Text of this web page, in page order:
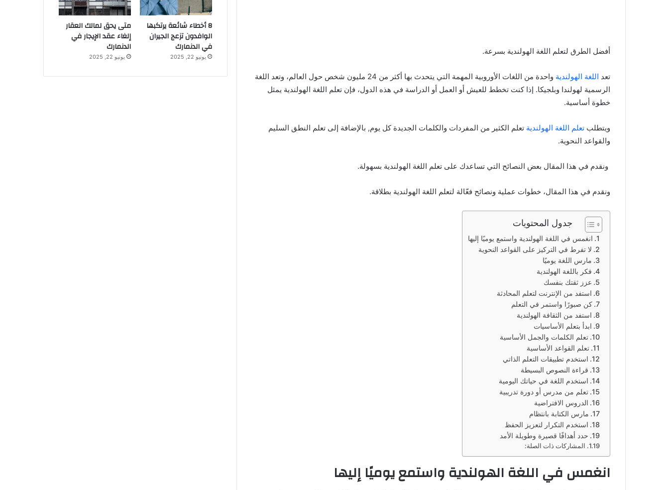
أفضل الطرق لتعلم اللغة الهولندية بسرعة.
تعد اللغة الهولندية
واحدة من اللغات الأوروبية المهمة التي يتحدث بها أكثر من 24 مليون شخص حول العالم، وتعد اللغة
الرسمية لهولندا وبلجيكا. إذا كنت تخطط للعيش أو العمل أو الدراسة في هذه الدول، فإن تعلم اللغة الهولندية يمثل
خطوة أساسية.
ويتطلب تعلم اللغة الهولندية تعلم الكثير من المفردات والكلمات الجديدة كل يوم, بالإضافة إلى تعلم النطق السليم
والقواعد النحوية.
ونقدم في هذا المقال بعض النصائح التي تساعدك على تعلم اللغة الهولندية بسهولة.
ونقدم في هذا المقال، خطوات عملية ونصائح فعّالة لتعلم اللغة الهولندية بطلاقة.
جدول المحتويات
انغمس في اللغة الهولندية واستمع يوميًا إليها
لا تفرط في التركيز على القواعد النحوية
مارس اللغة يوميًا
فكر باللغة الهولندية
عزز ثقتك بنفسك
استفد من الإنترنت لتعلم المحادثة
كن صبورًا واستمر في التعلم
استفد من الثقافة الهولندية
ابدأ بتعلم الأساسيات
تعلم الكلمات والجمل الأساسية
تعلم القواعد الأساسية
استخدم تطبيقات التعلم الذاتي
قراءة النصوص البسيطة
استخدم اللغة في حياتك اليومية
تعلم من مدرس أو دورة تدريبية
الدروس الافتراضية
مارس الكتابة بانتظام
استخدم التكرار لتعزيز الحفظ
حدد أهدافًا قصيرة وطويلة الأمد
المشاركات ذات الصلة:
انغمس في اللغة الهولندية واستمع يوميًا إليها
8 أخطاء شائعة يرتكبها
الوافدون تزعج الجيران
في الدنمارك
يونيو 22, 2025
متى يحق لمالك العقار
إلغاء عقد الإيجار في
الدنمارك
يونيو 22, 2025